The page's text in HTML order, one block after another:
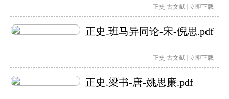
正史 古文献 立即下载
正史.班马异同论-宋-倪思.pdf
正史 古文献 立即下载
正史.梁书-唐-姚思廉.pdf